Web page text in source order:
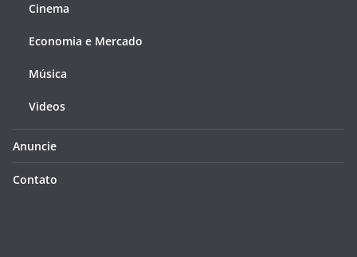
Cinema
Economia e Mercado
Música
Videos
Anuncie
Contato